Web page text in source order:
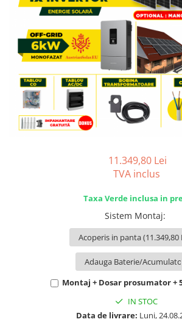
SISTEME DE MONITORIZARE
SISTEME DE MONTAJ
SIGURANTE SI PROTECTII
CABLURI SI CONECTORI
11.349,80 Lei
TVA inclus
Taxa Verde inclusa in
Sistem Montaj:
Montaj + Dosar prosumator +
IN STOC
Data de livrare: Luni,